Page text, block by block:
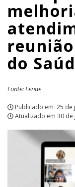
gestores
do
Saúde
Caixa
|
APCEF/
do
Fonte: Fenae
Publicado em 25 de
Atualizado em 30 de